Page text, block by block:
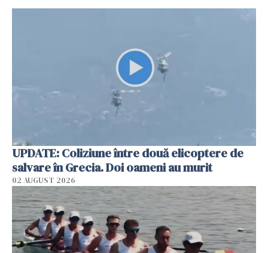
UPDATE: Coliziune între două elicoptere de
salvare în Grecia. Doi oameni au murit
02 AUGUST 2026